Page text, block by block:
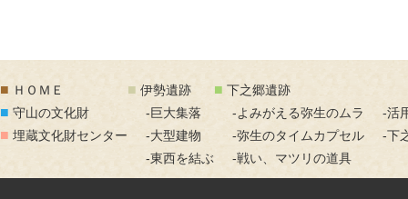
■ ＨＯＭＥ
■ 守山の文化財
■ 埋蔵文化財センター
■ 伊勢遺跡
-巨大集落
-大型建物
-東西を結ぶ
■ 下之郷遺跡
-よみがえる弥生のムラ
-弥生のタイムカプセル
-戦い、マツリの道具
-活
-下